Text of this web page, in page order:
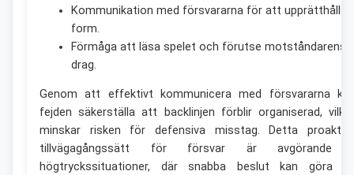
Kommunikation med försvararna för att upprätthålla
form.
Förmåga att läsa spelet och förutse motståndarens
drag.
Genom att effektivt kommunicera med försvararna
fejden säkerställa att backlinjen förblir organiserad,
minskar risken för defensiva misstag. Detta
tillvägagångssätt för försvar är avgörande
högtryckssituationer, där snabba beslut kan göra